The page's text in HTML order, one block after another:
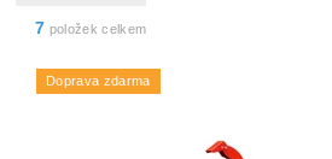
7 položek celkem
Doprava zdarma